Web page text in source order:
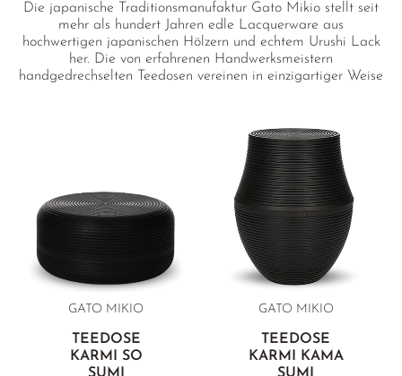
Die japanische Traditionsmanufaktur Gato Mikio stellt seit
mehr als hundert Jahren edle Lacquerware aus
hochwertigen japanischen Hölzern und echtem Urushi Lack
her. Die von erfahrenen Handwerksmeistern
handgedrechselten Teedosen vereinen in einzigartiger Weise
Eigenschaften der verwendeten Edelhölzer eine ideale
Lagerungsmöglichkeit selbst für edelste Tees dar.
GATO MIKIO
TEEDOSE
KARMI SO
SUMI
GATO MIKIO
TEEDOSE
KARMI KAMA
SUMI